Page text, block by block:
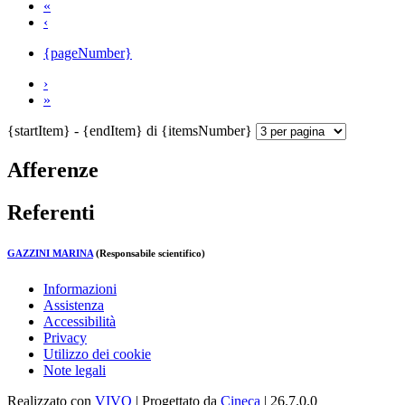
«
‹
{pageNumber}
›
»
{startItem} - {endItem} di {itemsNumber}
Afferenze
Referenti
GAZZINI MARINA (Responsabile scientifico)
Informazioni
Assistenza
Accessibilità
Privacy
Utilizzo dei cookie
Note legali
Realizzato con VIVO | Progettato da Cineca | 26.7.0.0